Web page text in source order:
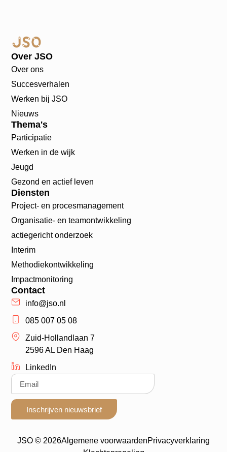
Over JSO
Over ons
Succesverhalen
Werken bij JSO
Nieuws
Thema's
Participatie
Werken in de wijk
Jeugd
Gezond en actief leven
Diensten
Project- en procesmanagement
Organisatie- en teamontwikkeling
actiegericht onderzoek
Interim
Methodiekontwikkeling
Impactmonitoring
Contact
info@jso.nl
085 007 05 08
Zuid-Hollandlaan 7
2596 AL Den Haag
LinkedIn
Inschrijven nieuwsbrief
JSO © 2026Algemene voorwaardenPrivacyverklaring